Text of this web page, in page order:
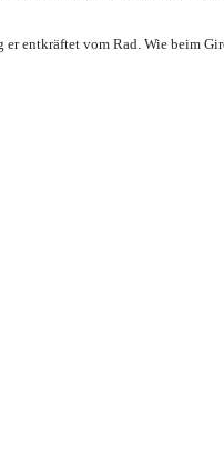
entkräftet vom Rad. Wie beim